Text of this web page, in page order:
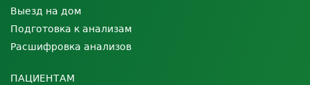
Выезд на дом
Подготовка к анализам
Расшифровка анализов
ПАЦИЕНТАМ